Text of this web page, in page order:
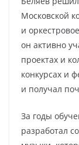
Московской
и
он активно
проектах и
конкурсах и
и получал
За годы
разработал